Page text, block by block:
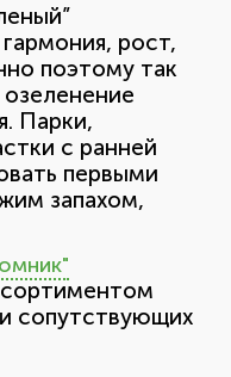
рост,
поэтому так
Парки,
с ранней
первыми
запахом,
сопутствующих